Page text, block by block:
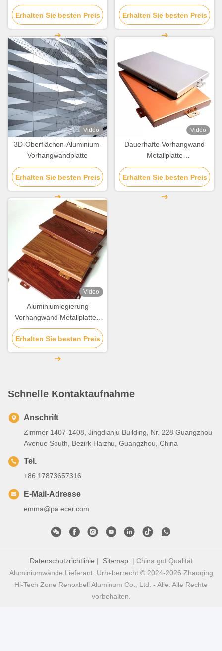
Gebäudedekoration
Erhalten Sie besten Preis
Wand Panel angepasst
Erhalten Sie besten Preis
Video
3D-Oberflächen-Aluminium-
Vorhangwandplatte
Erhalten Sie besten Preis
Video
Dauerhafte Vorhangwand
Metallplatte
Witterungsbeständige
Aluminiumlegierung
Erhalten Sie besten Preis
Video
Aluminiumlegierung
Vorhangwand Metallplatten
kundenspezifische Kante
Erhalten Sie besten Preis
Schnelle Kontaktaufnahme
Anschrift
Zimmer 1407-1408, Jingdianju Building, Nr. 228 Guangzhou
Avenue South, Bezirk Haizhu, Guangzhou, China
Tel.
+86 17873657316
E-Mail-Adresse
emma@pa.ecer.com
Datenschutzrichtlinie | Sitemap| China gut Qualität
Aluminiumwände Lieferant. Urheberrecht © 2024-2026 Zhaoqing
Hi-Tech Zone Renoxbell Aluminum Co., Ltd. - Alle. Alle Rechte
vorbehalten.